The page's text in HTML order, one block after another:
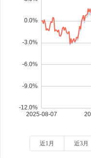
近1月 近3月